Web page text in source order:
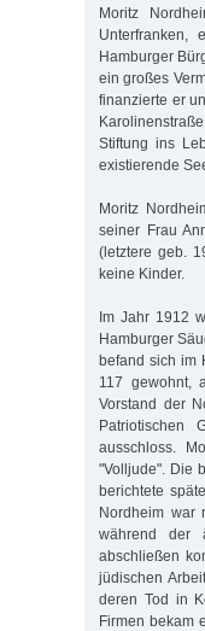
Moritz
Unterfranken,
Hamburger
ein großes
finanzierte er
Stiftung ins
existierende
Moritz
seiner Frau
(letztere geb.
keine Kinder.
Im Jahr 1912
Hamburger
befand sich im
117 gewohnt,
Vorstand der
Patriotischen
ausschloss.
"Volljude". Die
berichtete
Nordheim war
während der
abschließen
jüdischen
deren Tod in
Firmen bekam